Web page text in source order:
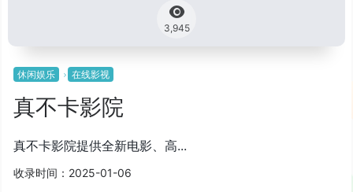
3,945
休闲娱乐 在线影视
真不卡影院
真不卡影院提供全新电影、高...
收录时间：2025-01-06